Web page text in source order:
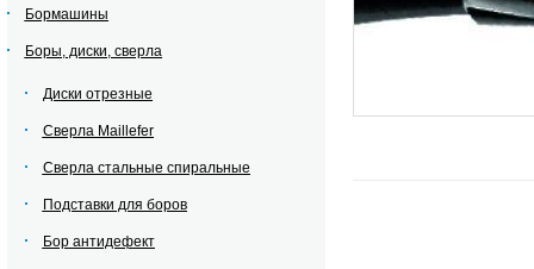
Бормашины
Боры, диски, сверла
Диски отрезные
Сверла Maillefer
Сверла стальные спиральные
Подставки для боров
Бор антидефект